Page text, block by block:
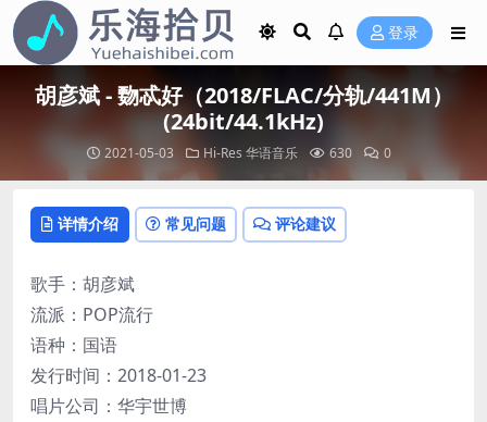
登录
胡彦斌 - 覅忒好（2018/FLAC/分轨/441M）
(24bit/44.1kHz)
2021-05-03 Hi-Res 华语音乐 630 0
详情介绍 常见问题 评论建议
歌手：胡彦斌
流派：POP流行
语种：国语
发行时间：2018-01-23
唱片公司：华宇世博